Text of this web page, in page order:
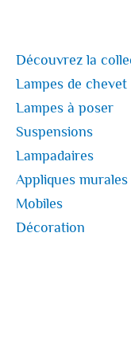
Découvrez la
Lampes de chevet
Lampes à poser
Suspensions
Lampadaires
Appliques murales
Mobiles
Décoration